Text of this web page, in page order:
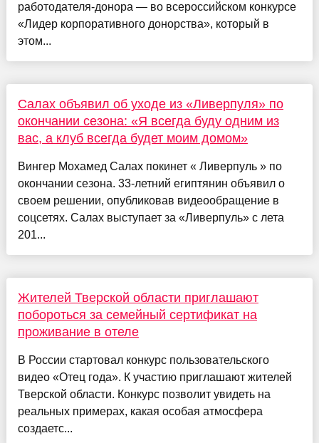
работодателя-донора — во всероссийском конкурсе
«Лидер корпоративного донорства», который в
этом...
Салах объявил об уходе из «Ливерпуля» по
окончании сезона: «Я всегда буду одним из
вас, а клуб всегда будет моим домом»
Вингер Мохамед Салах покинет « Ливерпуль » по
окончании сезона. 33-летний египтянин объявил о
своем решении, опубликовав видеообращение в
соцсетях. Салах выступает за «Ливерпуль» с лета
201...
Жителей Тверской области приглашают
побороться за семейный сертификат на
проживание в отеле
В России стартовал конкурс пользовательского
видео «Отец года». К участию приглашают жителей
Тверской области. Конкурс позволит увидеть на
реальных примерах, какая особая атмосфера
создаетс...